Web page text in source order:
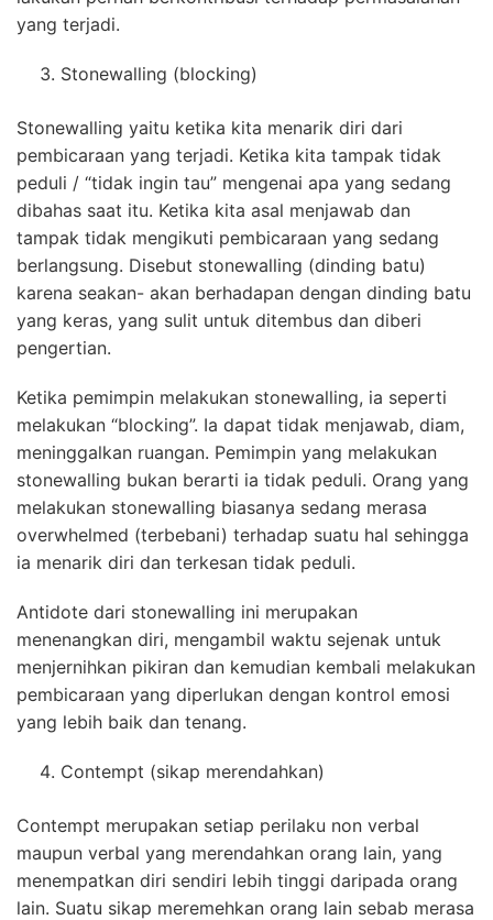
yang terjadi.
Stonewalling (blocking)
Stonewalling yaitu ketika kita menarik diri dari
pembicaraan yang terjadi. Ketika kita tampak tidak
peduli / “tidak ingin tau” mengenai apa yang sedang
dibahas saat itu. Ketika kita asal menjawab dan
tampak tidak mengikuti pembicaraan yang sedang
berlangsung. Disebut stonewalling (dinding batu)
karena seakan- akan berhadapan dengan dinding batu
yang keras, yang sulit untuk ditembus dan diberi
pengertian.
Ketika pemimpin melakukan stonewalling, ia seperti
melakukan “blocking”. Ia dapat tidak menjawab, diam,
meninggalkan ruangan. Pemimpin yang melakukan
stonewalling bukan berarti ia tidak peduli. Orang yang
melakukan stonewalling biasanya sedang merasa
overwhelmed (terbebani) terhadap suatu hal sehingga
ia menarik diri dan terkesan tidak peduli.
Antidote dari stonewalling ini merupakan
menenangkan diri, mengambil waktu sejenak untuk
menjernihkan pikiran dan kemudian kembali melakukan
pembicaraan yang diperlukan dengan kontrol emosi
yang lebih baik dan tenang.
Contempt (sikap merendahkan)
Contempt merupakan setiap perilaku non verbal
maupun verbal yang merendahkan orang lain, yang
menempatkan diri sendiri lebih tinggi daripada orang
lain. Suatu sikap meremehkan orang lain sebab merasa